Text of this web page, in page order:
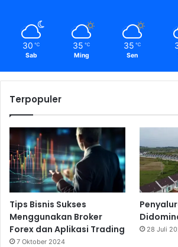
30 ℃
Sab
35 ℃
Ming
35 ℃
Sen
Terpopuler
Tips Bisnis Sukses
Menggunakan Broker
Forex dan Aplikasi Trading
7 Oktober 2024
28 Juli